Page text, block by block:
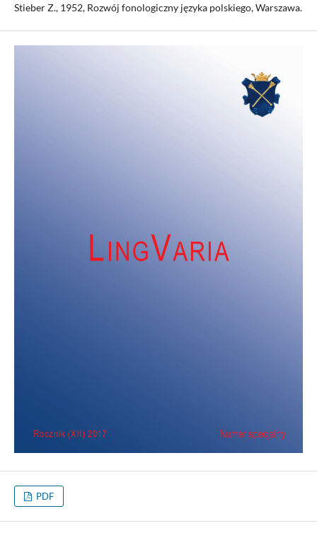
Stieber Z., 1952, Rozwój fonologiczny języka polskiego, Warszawa.
PDF